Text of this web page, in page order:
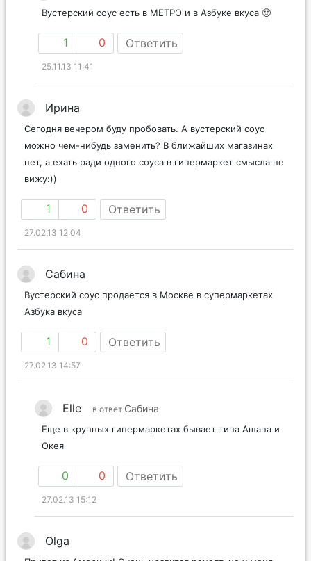
Вустерский соус есть в МЕТРО и в Азбуке вкуса 🙂
1 0 Ответить
25.11.13 11:41
Ирина
Сегодня вечером буду пробовать. А вустерский соус
можно чем-нибудь заменить? В ближайших магазинах
нет, а ехать ради одного соуса в гипермаркет смысла не
вижу:))
1 0 Ответить
27.02.13 12:04
Сабина
Вустерский соус продается в Москве в супермаркетах
Азбука вкуса
1 0 Ответить
27.02.13 14:57
Elle в ответ Сабина
Еще в крупных гипермаркетах бывает типа Ашана и
Окея
0 0 Ответить
27.02.13 15:12
Olga